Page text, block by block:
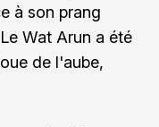
à son prang
Wat Arun a été
de l'aube,